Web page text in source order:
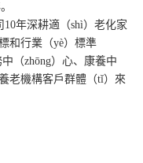
年深耕適（shì）老化家
和行業（yè）標準
（zhōng）心、康養中
老機構客戶群體（tǐ）來